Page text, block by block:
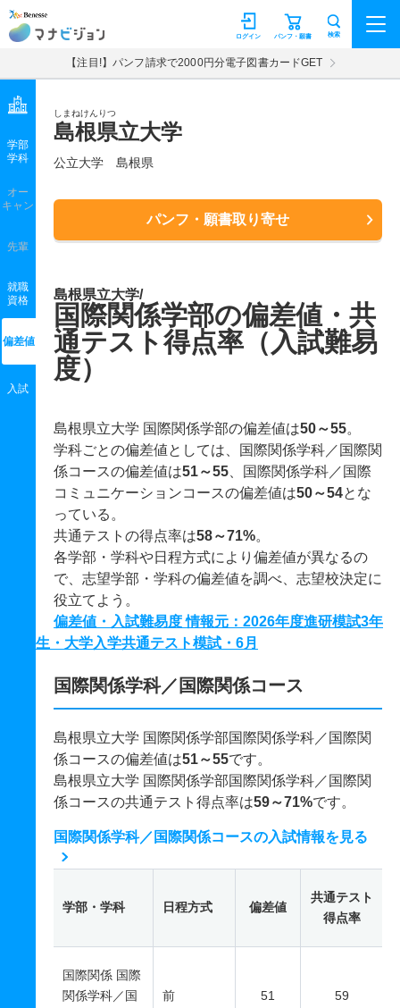
マナビジョン パンフ・願書
ログイン 検索
【注目!】パンフ請求で2000円分電子図書カードGET
しまねけんりつ
島根県立大学
公立大学 島根県
パンフ・願書取り寄せ
学部
学科
オー
キャン
先輩
就職
資格
偏差値
入試
島根県立大学/
国際関係学部の偏差値・共
通テスト得点率（入試難易
度）
島根県立大学 国際関係学部の偏差値は50～55。
学科ごとの偏差値としては、国際関係学科／国際関
係コースの偏差値は51～55 、国際関係学科／国際
コミュニケーションコースの偏差値は50～54とな
っている。
共通テストの得点率は58～71%。
各学部・学科や日程方式により偏差値が異なるの
で、志望学部・学科の偏差値を調べ、志望校決定に
役立てよう。
偏差値・入試難易度 情報元：2026年度進研模試3年
生・大学入学共通テスト模試・6月
国際関係学科／国際関係コース
島根県立大学 国際関係学部国際関係学科／国際関
係コースの偏差値は51～55です。
島根県立大学 国際関係学部国際関係学科／国際関
係コースの共通テスト得点率は59～71%です。
国際関係学科／国際関係コースの入試情報を見る
学部・学科 日程方式 偏差値
共通テスト
得点率
国際関係 国際
関係学科／国
前 51 59